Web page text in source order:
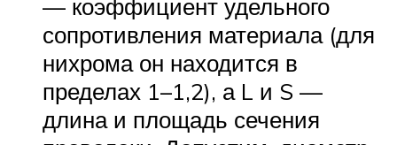
— коэффициент удельного
сопротивления материала (для
нихрома он находится в
пределах 1–1,2), а L и S —
длина и площадь сечения